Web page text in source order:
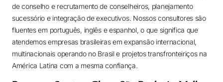
de conselho e recrutamento de conselheiros, planejamento
sucessório e integração de executivos. Nossos consultores são
fluentes em português, inglês e espanhol, o que significa que
atendemos empresas brasileiras em expansão internacional,
multinacionais operando no Brasil e projetos transfronteiriços na
América Latina com a mesma confiança.